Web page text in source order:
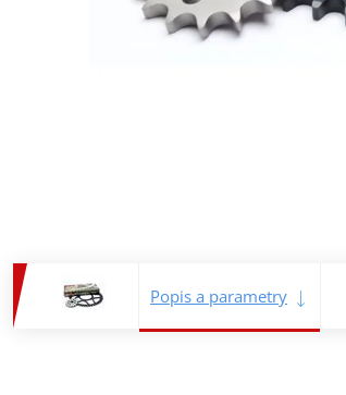
Popis a parametry